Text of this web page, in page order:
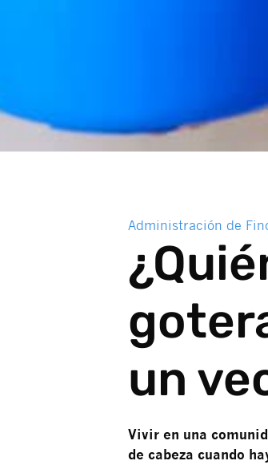
Administración de
un
Vivir en una
de cabeza cuando